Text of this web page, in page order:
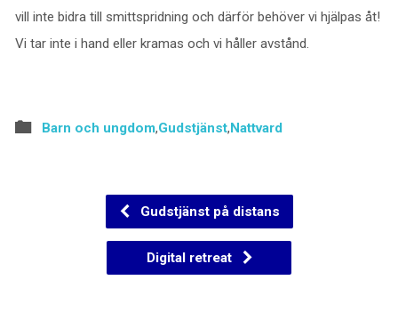
vill inte bidra till smittspridning och därför behöver vi hjälpas åt!
Vi tar inte i hand eller kramas och vi håller avstånd.
Barn och ungdom,Gudstjänst, Nattvard
Gudstjänst på distans
Digital retreat